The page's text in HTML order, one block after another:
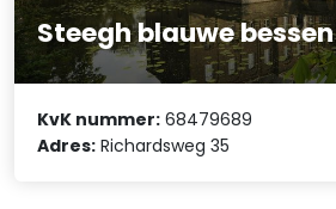
Steegh blauwe bessen
KvK nummer: 68479689
Adres: Richardsweg 35